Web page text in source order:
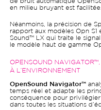
de bruit automatique
en milieu bruyant est facilitée.
Néanmoins, la précision de
rapport aux modèles Opn S1
Sound™ LX qui traite le
le modèle haut de gamme
OPENSOUND NAVIGATOR™,
À L’ENVIRONNEMENT
OpenSound Navigator™
temps réel et adapte les
conséquence pour
dans toutes les situations